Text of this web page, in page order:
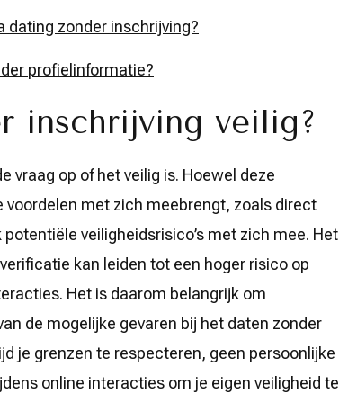
dating zonder inschrijving?
profielinformatie?
inschrijving veilig?
vraag op of het veilig is. Hoewel deze
voordelen met zich meebrengt, zoals direct
veiligheidsrisico’s met zich mee. Het
kan leiden tot een hoger risico op
Het is daarom belangrijk om
de mogelijke gevaren bij het daten zonder
je grenzen te respecteren, geen persoonlijke
online interacties om je eigen veiligheid te